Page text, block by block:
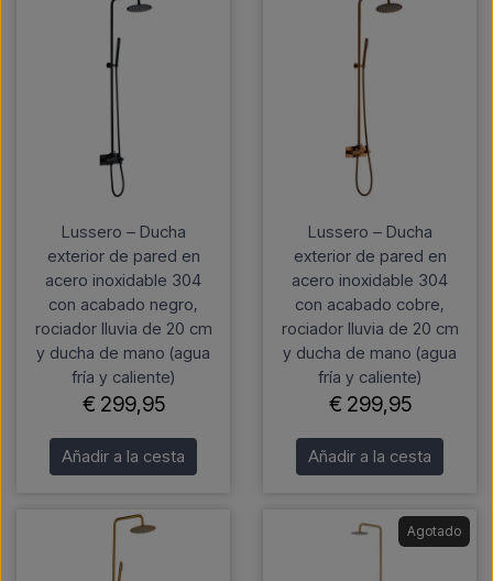
Lussero – Ducha
exterior de pared en
acero inoxidable 304
con acabado negro,
rociador lluvia de 20 cm
y ducha de mano (agua
fría y caliente)
€ 299,95
Añadir a la cesta
Lussero – Ducha
exterior de pared en
acero inoxidable 304
con acabado cobre,
rociador lluvia de 20 cm
y ducha de mano (agua
fría y caliente)
€ 299,95
Añadir a la cesta
Agotado